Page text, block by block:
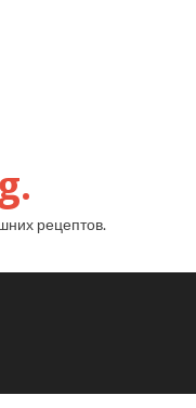
рецептов.